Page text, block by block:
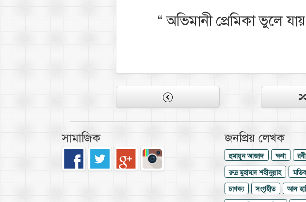
“অভিমানী প্রেমিকা ভুলে
সামাজিক জনপ্রিয় লেখক
হুমায়ূন আজাদ ক্ষণা
রুদ্র মুহাম্মদ শহীদুল্লাহ
চাণক্য
সংগৃহীত আল